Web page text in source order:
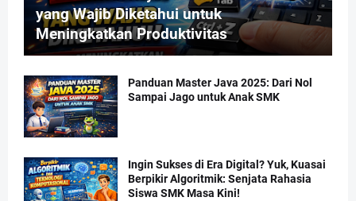
yang Wajib Diketahui untuk
Meningkatkan Produktivitas
Panduan Master Java 2025: Dari Nol
Sampai Jago untuk Anak SMK
Ingin Sukses di Era Digital? Yuk, Kuasai
Berpikir Algoritmik: Senjata Rahasia
Siswa SMK Masa Kini!